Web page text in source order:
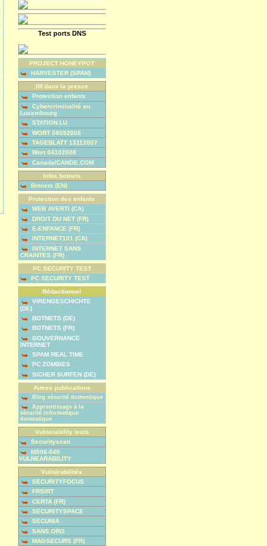
Test ports DNS
PROJECT HONEYPOT
HARVESTER (SPAM)
IM dans la presse
Protection enfants
Cybercriminalité au
Luxembourg
STATION.LU
WORT 08052006
TAGEBLATT 13112007
Wort 04102008
Canada/CANOE.COM
Infos botnets
Botnets (EN)
Protection des enfants
WEB AVERTI (CA)
DROIT DU NET (FR)
E-ENFANCE (FR)
INTERNET101 (CA)
INTERNET SANS
CRAINTES (FR)
PC SECURITY TEST
PC SECURITY TEST
Rédactionnel
VIRENGESCHICHTE
(DE)
BOTNETS (DE)
BOTNETS (FR)
GOUVERNANCE
INTERNET
SPAM REAL TIME
PC ZOMBIES
SICHER SURFEN (DE)
Autres publications
Blog sécurité domestique
Apprentissage à la
sécurité informatique
domestique
Vulnerability tests
Securityscan
MS06-040
VULNEARABILITY
Vulnérabilités
SECURITYFOCUS
FRSIRT
CERTA (FR)
SECURITYSPACE
SECUNIA
SANS.ORG
MAGSECURS (FR)